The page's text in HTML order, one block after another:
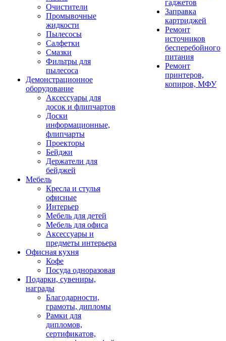
Очистители
Промывочные
жидкости
Пылесосы
Салфетки
Смазки
Фильтры для
пылесоса
Демонстрационное
оборудование
Аксессуары для
досок и флипчартов
Доски
информационные,
флипчарты
Проекторы
Бейджи
Держатели для
бейджей
Мебель
Кресла и стулья
офисные
Интерьер
Мебель для детей
Мебель для офиса
Аксессуары и
предметы интерьера
Офисная кухня
Кофе
Посуда одноразовая
Подарки, сувениры,
награды
Благодарности,
грамоты, дипломы
Рамки для
дипломов,
сертификатов,
гаджетов
Заправка
картриджей
Ремонт
источников
бесперебойного
питания
Ремонт
принтеров,
копиров, МФУ